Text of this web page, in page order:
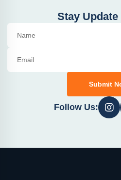
Stay
Submit
Follow Us: